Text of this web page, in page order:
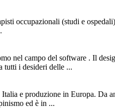
occupazionali (studi e
nel campo del software . Il
tutti i desideri delle ...
e produzione in Europa. Da
ed è in ...